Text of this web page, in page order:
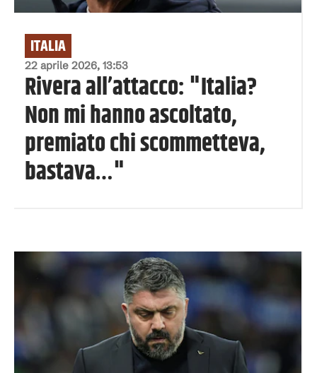
22 aprile 2026, 13:53
ITALIA
Rivera all’attacco: "Italia?
Non mi hanno ascoltato,
premiato chi scommetteva,
bastava…"